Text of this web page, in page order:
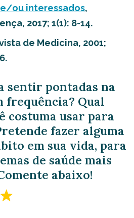
ou interessados,
2017; 1(1): 8-14.
de Medicina, 2001;
sentir pontadas na
frequência? Qual
costuma usar para
fazer alguma
em sua vida, para
de saúde mais
abaixo!